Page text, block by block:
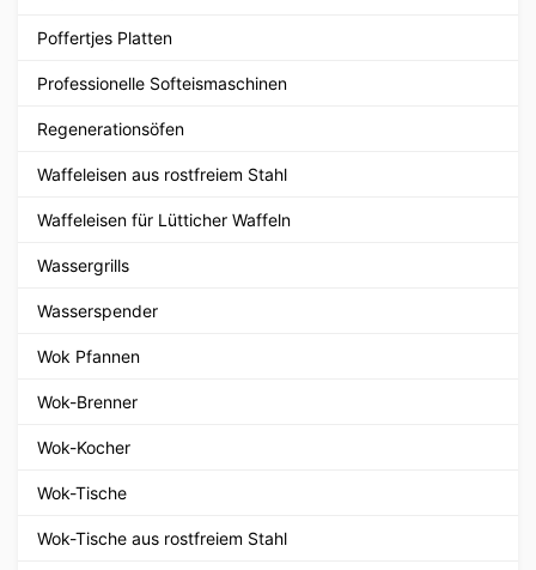
Poffertjes Platten
Professionelle Softeismaschinen
Regenerationsöfen
Waffeleisen aus rostfreiem Stahl
Waffeleisen für Lütticher Waffeln
Wassergrills
Wasserspender
Wok Pfannen
Wok-Brenner
Wok-Kocher
Wok-Tische
Wok-Tische aus rostfreiem Stahl